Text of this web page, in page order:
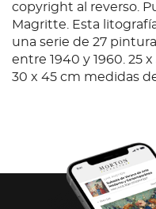
copyright al reverso.
Magritte. Esta
una serie de 27
entre 1940 y 1960. 25
30 x 45 cm medidas